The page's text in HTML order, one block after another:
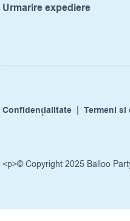
Urmarire expediere
Confidențialitate | Termeni
<p>© Copyright 2025 Balloo